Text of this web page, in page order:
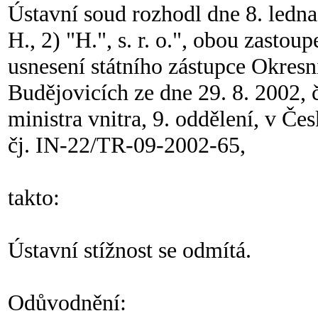
Ústavní soud rozhodl dne 8.
H., 2) "H.", s. r. o.", obou
usnesení státního zástupce
Budějovicích ze dne 29. 8. 2002,
ministra vnitra, 9. oddělení, v
čj. IN-22/TR-09-2002-65,
takto:
Ústavní stížnost se odmítá.
Odůvodnění: